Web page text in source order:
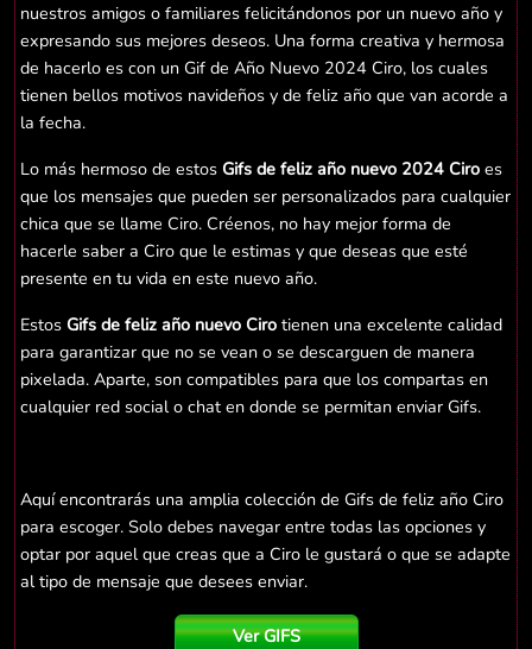
nuestros amigos o familiares felicitándonos por un nuevo año y
expresando sus mejores deseos. Una forma creativa y hermosa
de hacerlo es con un Gif de Año Nuevo 2024 Ciro, los cuales
tienen bellos motivos navideños y de feliz año que van acorde a
la fecha.
Lo más hermoso de estos Gifs de feliz año nuevo 2024 Ciro es
que los mensajes que pueden ser personalizados para cualquier
chica que se llame Ciro. Créenos, no hay mejor forma de
hacerle saber a Ciro que le estimas y que deseas que esté
presente en tu vida en este nuevo año.
Estos Gifs de feliz año nuevo Ciro tienen una excelente calidad
para garantizar que no se vean o se descarguen de manera
pixelada. Aparte, son compatibles para que los compartas en
cualquier red social o chat en donde se permitan enviar Gifs.
Aquí encontrarás una amplia colección de Gifs de feliz año Ciro
para escoger. Solo debes navegar entre todas las opciones y
optar por aquel que creas que a Ciro le gustará o que se adapte
al tipo de mensaje que desees enviar.
Ver GIFS